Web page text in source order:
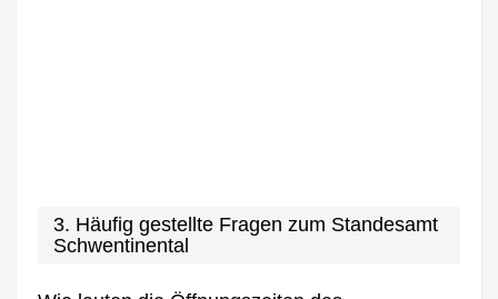
3. Häufig gestellte Fragen zum Standesamt
Schwentinental